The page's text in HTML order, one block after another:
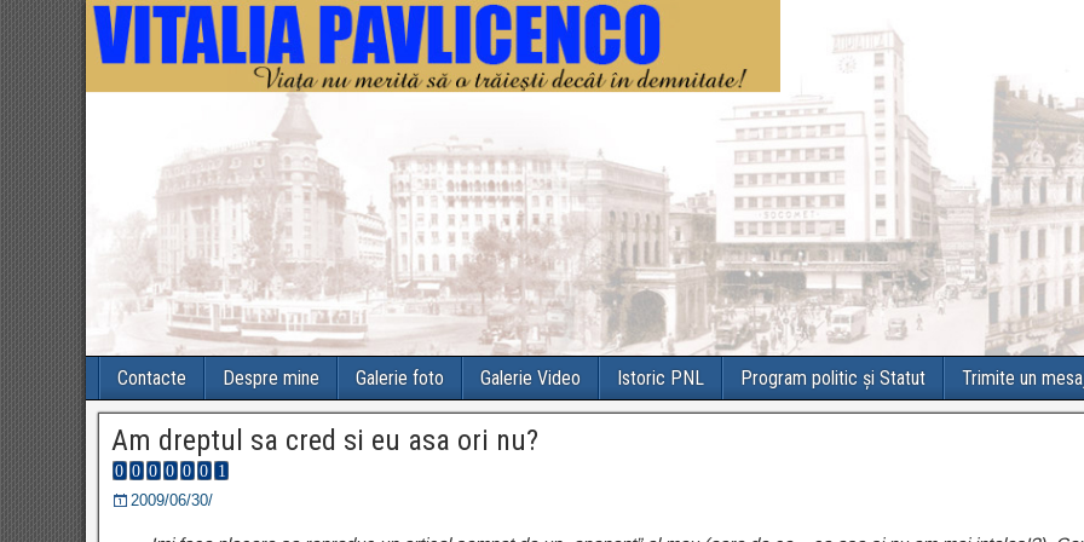
Contacte Despre mine Galerie foto Galerie Video Istoric PNL Program politic și Statut Trimite un
Am dreptul sa cred si eu asa ori nu?
2009/06/30/